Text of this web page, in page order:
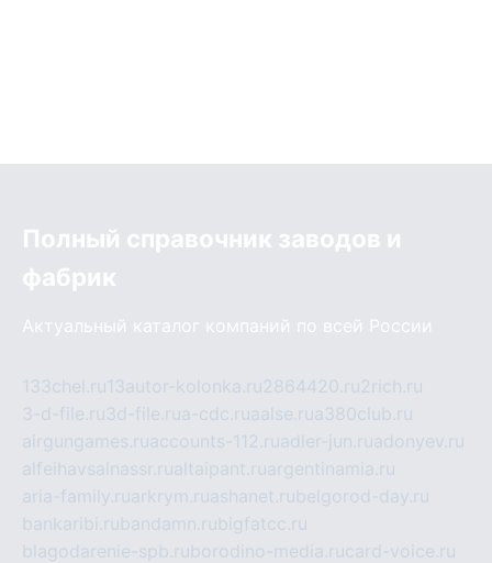
Полный справочник заводов и
фабрик
Актуальный каталог компаний по всей России
133chel.ru13autor-kolonka.ru2864420.ru2rich.ru
3-d-file.ru3d-file.rua-cdc.ruaalse.rua380club.ru
airgungames.ruaccounts-112.ruadler-jun.ruadonyev.ru
alfeihavsalnassr.rualtaipant.ruargentinamia.ru
aria-family.ruarkrym.ruashanet.rubelgorod-day.ru
bankaribi.rubandamn.rubigfatcc.ru
blagodarenie-spb.ruborodino-media.rucard-voice.ru